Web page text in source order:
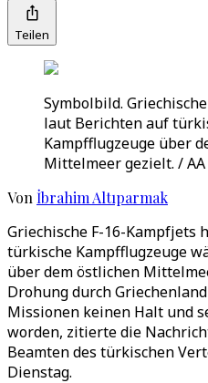
Teilen
Symbolbild.
laut Berichten auf
Kampfflugzeuge über
Mittelmeer gezielt. / AA
Von İbrahim Altıparmak
Griechische F-16-Kampfjets
türkische Kampfflugzeuge
über dem östlichen
Drohung durch
Missionen keinen Halt und
worden, zitierte die
Beamten des türkischen
Dienstag.